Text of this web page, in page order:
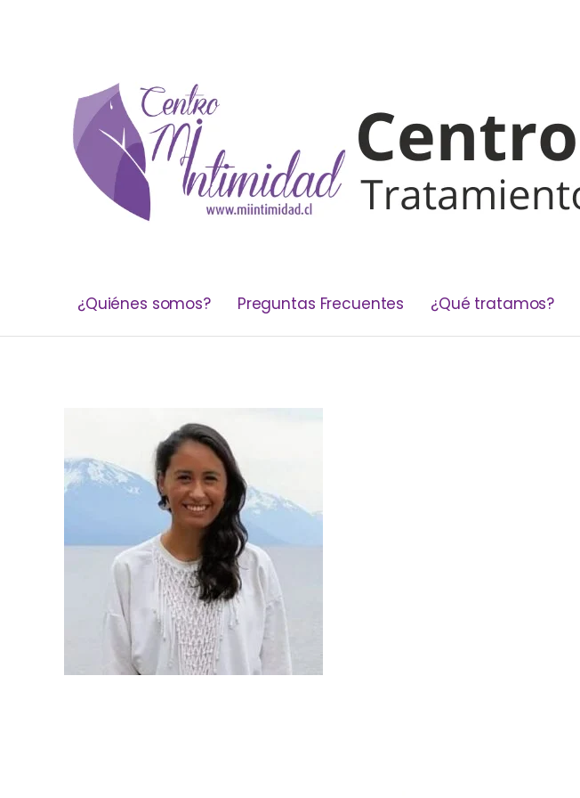
¿Quiénes somos? Preguntas Frecuentes ¿Qué tratamos?